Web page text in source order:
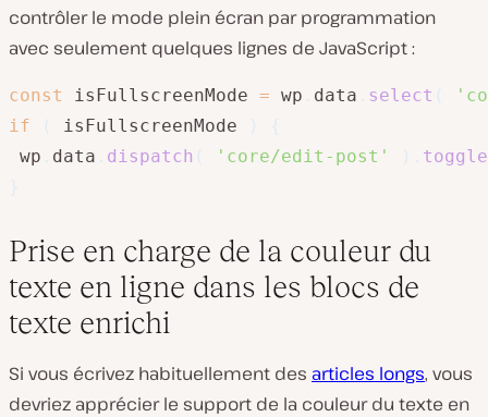
contrôler le mode plein écran par programmation
avec seulement quelques lignes de JavaScript :
const isFullscreenMode = wp data select
if
isFullscreenMode
wp
data dispatch 'core/edit-post'
Prise en charge de la couleur du
texte en ligne dans les blocs de
texte enrichi
Si vous écrivez habituellement des articles longs, vous
devriez apprécier le support de la couleur du texte en